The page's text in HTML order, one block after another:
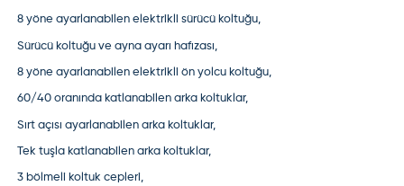
8 yöne ayarlanabilen elektrikli sürücü koltuğu,
Sürücü koltuğu ve ayna ayarı hafızası,
8 yöne ayarlanabilen elektrikli ön yolcu koltuğu,
60/40 oranında katlanabilen arka koltuklar,
Sırt açısı ayarlanabilen arka koltuklar,
Tek tuşla katlanabilen arka koltuklar,
3 bölmeli koltuk cepleri,